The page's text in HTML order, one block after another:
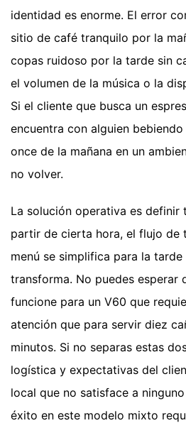
identidad es enorme. El error
sitio de café tranquilo por la
copas ruidoso por la tarde sin
el volumen de la música o la
Si el cliente que busca un
encuentra con alguien
once de la mañana en un
no volver.
La solución operativa es definir
partir de cierta hora, el flujo de
menú se simplifica para la
transforma. No puedes esperar
funcione para un V60 que
atención que para servir diez
minutos. Si no separas estas
logística y expectativas del
local que no satisface a
éxito en este modelo mixto